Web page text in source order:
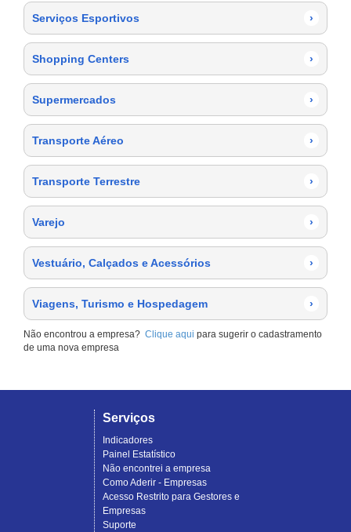
Serviços Esportivos ›
Shopping Centers ›
Supermercados ›
Transporte Aéreo ›
Transporte Terrestre ›
Varejo ›
Vestuário, Calçados e Acessórios ›
Viagens, Turismo e Hospedagem ›
Não encontrou a empresa? Clique aqui para sugerir o cadastramento
de uma nova empresa
Serviços
Indicadores
Painel Estatístico
Não encontrei a empresa
Como Aderir - Empresas
Acesso Restrito para Gestores e
Empresas
Suporte